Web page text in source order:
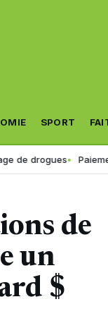
SPORT
Paiement
de
un
$